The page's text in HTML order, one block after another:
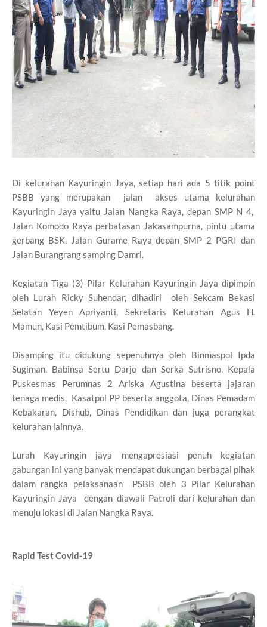
Di kelurahan Kayuringin Jaya, setiap hari ada 5 titik point
PSBB yang merupakan jalan akses utama kelurahan
Kayuringin Jaya yaitu Jalan Nangka Raya, depan SMP N 4,
Jalan Komodo Raya perbatasan Jakasampurna, pintu utama
gerbang BSK, Jalan Gurame Raya depan SMP 2 PGRI dan
Jalan Burangrang samping Damri.
Kegiatan Tiga (3) Pilar Kelurahan Kayuringin Jaya dipimpin
oleh Lurah Ricky Suhendar, dihadiri oleh Sekcam Bekasi
Selatan Yeyen Apriyanti, Sekretaris Kelurahan Agus H.
Mamun, Kasi Pemtibum, Kasi Pemasbang.
Disamping itu didukung sepenuhnya oleh Binmaspol Ipda
Sugiman, Babinsa Sertu Darjo dan Serka Sutrisno, Kepala
Puskesmas Perumnas 2 Ariska Agustina beserta jajaran
tenaga medis, Kasatpol PP beserta anggota, Dinas Pemadam
Kebakaran, Dishub, Dinas Pendidikan dan juga perangkat
kelurahan lainnya.
Lurah Kayuringin jaya mengapresiasi penuh kegiatan
gabungan ini yang banyak mendapat dukungan berbagai pihak
dalam rangka pelaksanaan PSBB oleh 3 Pilar Kelurahan
Kayuringin Jaya dengan diawali Patroli dari kelurahan dan
menuju lokasi di Jalan Nangka Raya.
Rapid Test Covid-19